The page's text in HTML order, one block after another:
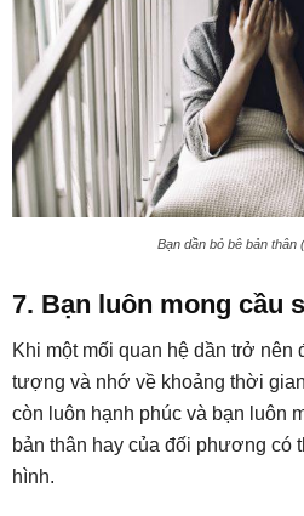
Bạn dần bỏ bê bản thân
7. Bạn luôn mong cầu
Khi một mối quan hệ dần trở
tượng và nhớ về khoảng thời
còn luôn hạnh phúc và bạn luôn
bản thân hay của đối phương có
hình.